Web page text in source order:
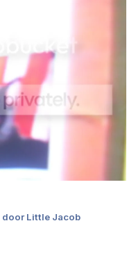
door Little Jacob